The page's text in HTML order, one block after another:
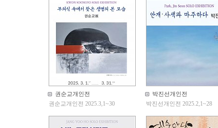
권순교개인전
권순교개인전 2025.3,1~30
박진선개인전
박진선개인전 2025.2,1~28